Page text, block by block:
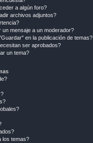
a algún foro?
archivos adjuntos?
mensaje a un moderador?
en la publicación de temas?
ser aprobados?
un tema?
los temas?